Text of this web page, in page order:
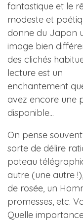
fantastique et le
modeste et
donne du Japon
image bien
des clichés
lecture est un
enchantement
avez encore une
disponible...
On pense
sorte de délire
poteau
autre (une autre
de rosée, un
promesses, etc.
Quelle